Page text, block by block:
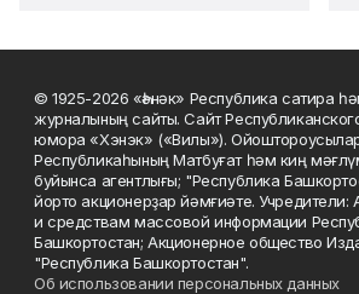
© 1925-2026 «Һәнәк» Республика сатира
журналының сайты. Сайт
юмора «Хэнэк» («Вилы»).
Республикаһының Матбуғат һәм киң
буйынса агентлығы; "Республика
йорто акционерҙар йәмғиәте. Учредители:
и средствам массовой информации
Башкортостан; Акционерное общество
"Республика Башкортостан".
Об использовании персональных данных